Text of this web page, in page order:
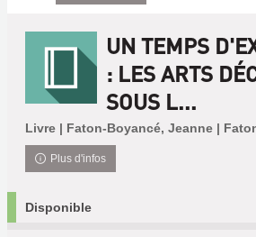
imédiat)
UN TEMPS
: LES ARTS
SOUS L...
Livre | Faton-Boyancé, Jeanne |
Plus d'infos
Disponible